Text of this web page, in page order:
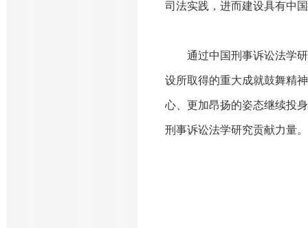
司法实践，进而建设具有中
通过中国刑事诉讼法学
设所取得的重大成就鼓舞精
心、更加昂扬的姿态继续投
刑事诉讼法学研究贡献力量。